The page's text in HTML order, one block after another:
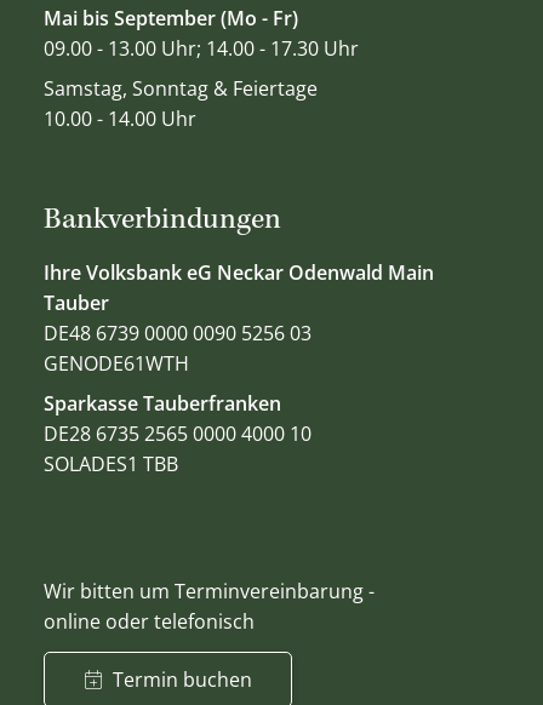
Bankverbindungen
Ihre Volksbank eG Neckar Odenwald Main
Tauber
DE48 6739 0000 0090 5256 03
GENODE61WTH
Sparkasse Tauberfranken
DE28 6735 2565 0000 4000 10
SOLADES1 TBB
Wir bitten um Terminvereinbarung -
online oder telefonisch
Termin buchen
Mai bis September (Mo - Fr)
09.00 - 13.00 Uhr; 14.00 - 17.30 Uhr
Samstag, Sonntag & Feiertage
10.00 - 14.00 Uhr